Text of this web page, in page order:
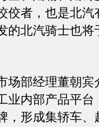
佼者，也是北汽
的北汽骑士也将
部经理董朝宾
业内部产品平台
，形成集轿车、